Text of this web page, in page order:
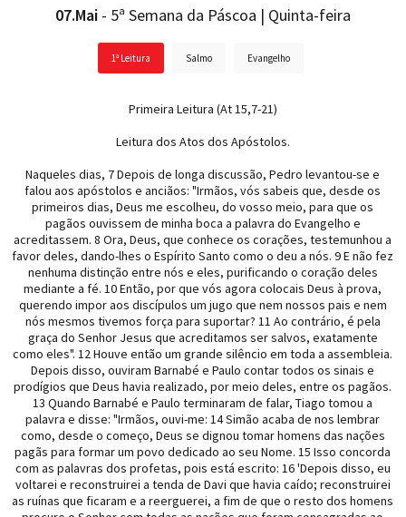
07.Mai - 5ª Semana da Páscoa | Quinta-feira
1ª Leitura Salmo Evangelho
Primeira Leitura (At 15,7-21)
Leitura dos Atos dos Apóstolos.
Naqueles dias, 7 Depois de longa discussão, Pedro levantou-se e
falou aos apóstolos e anciãos: "Irmãos, vós sabeis que, desde os
primeiros dias, Deus me escolheu, do vosso meio, para que os
pagãos ouvissem de minha boca a palavra do Evangelho e
acreditassem. 8 Ora, Deus, que conhece os corações, testemunhou a
favor deles, dando-lhes o Espírito Santo como o deu a nós. 9 E não fez
nenhuma distinção entre nós e eles, purificando o coração deles
mediante a fé. 10 Então, por que vós agora colocais Deus à prova,
querendo impor aos discípulos um jugo que nem nossos pais e nem
nós mesmos tivemos força para suportar? 11 Ao contrário, é pela
graça do Senhor Jesus que acreditamos ser salvos, exatamente
como eles". 12 Houve então um grande silêncio em toda a assembleia.
Depois disso, ouviram Barnabé e Paulo contar todos os sinais e
prodígios que Deus havia realizado, por meio deles, entre os pagãos.
13 Quando Barnabé e Paulo terminaram de falar, Tiago tomou a
palavra e disse: "Irmãos, ouvi-me: 14 Simão acaba de nos lembrar
como, desde o começo, Deus se dignou tomar homens das nações
pagãs para formar um povo dedicado ao seu Nome. 15 Isso concorda
com as palavras dos profetas, pois está escrito: 16 'Depois disso, eu
voltarei e reconstruirei a tenda de Davi que havia caído; reconstruirei
as ruínas que ficaram e a reerguerei, a fim de que o resto dos homens